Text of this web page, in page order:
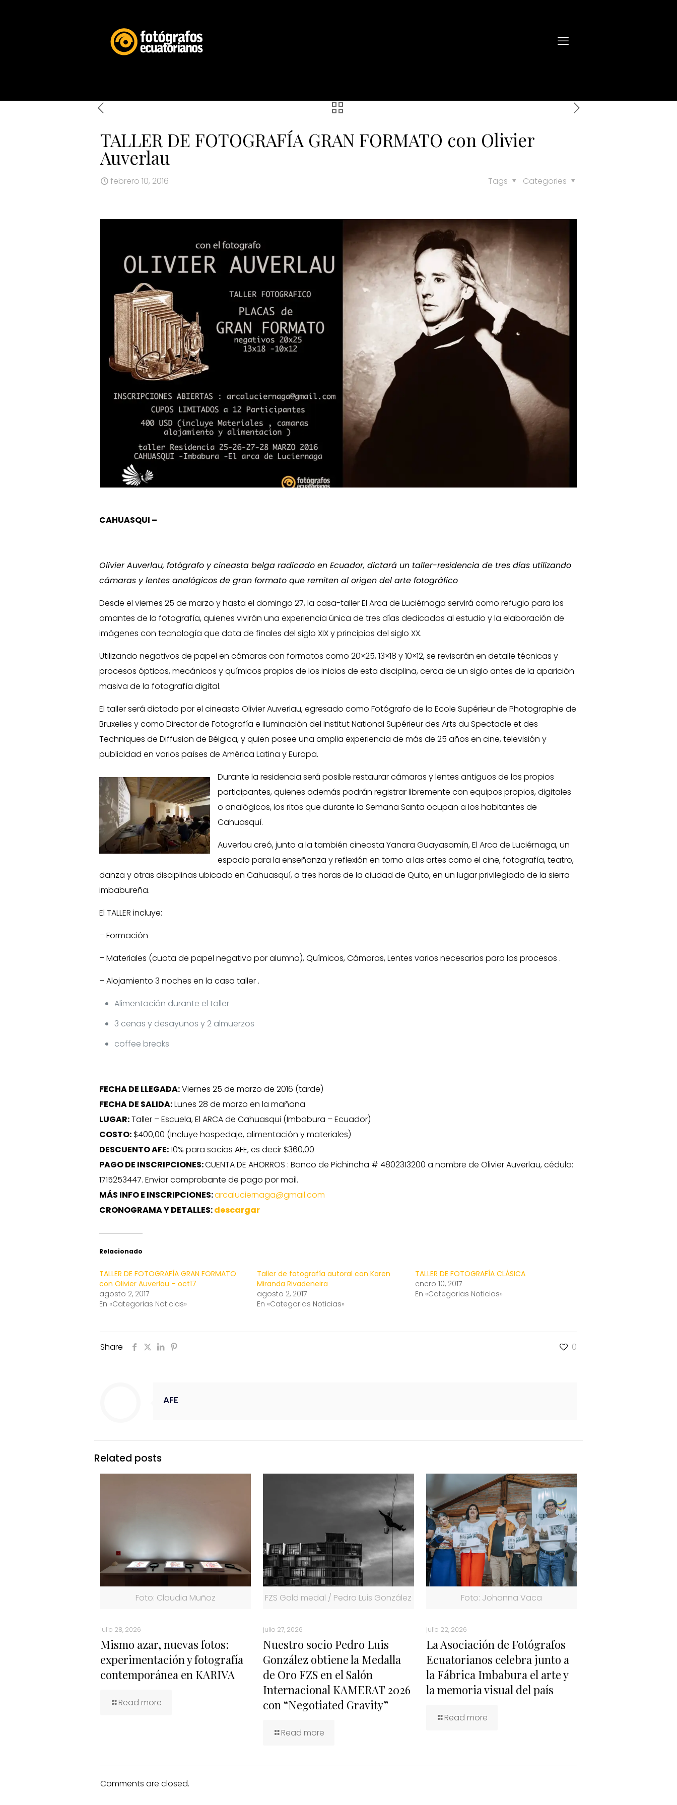
TALLER DE FOTOGRAFÍA GRAN FORMATO con Olivier
Auverlau
febrero 10, 2016 Categories
Tags
CAHUASQUI –
Olivier Auverlau, fotógrafo y cineasta belga radicado en Ecuador, dictará un taller-residencia de tres días utilizando
cámaras y lentes analógicos de gran formato que remiten al origen del arte fotográfico
Desde el viernes 25 de marzo y hasta el domingo 27, la casa-taller El Arca de Luciérnaga servirá como refugio para los
amantes de la fotografía, quienes vivirán una experiencia única de tres días dedicados al estudio y la elaboración de
imágenes con tecnología que data de finales del siglo XIX y principios del siglo XX.
Utilizando negativos de papel en cámaras con formatos como 20×25, 13×18 y 10×12, se revisarán en detalle técnicas y
procesos ópticos, mecánicos y químicos propios de los inicios de esta disciplina, cerca de un siglo antes de la aparición
masiva de la fotografía digital.
El taller será dictado por el cineasta Olivier Auverlau, egresado como Fotógrafo de la Ecole Supérieur de Photographie de
Bruxelles y como Director de Fotografía e Iluminación del Institut National Supérieur des Arts du Spectacle et des
Techniques de Diffusion de Bélgica, y quien posee una amplia experiencia de más de 25 años en cine, televisión y
publicidad en varios países de América Latina y Europa.
Durante la residencia será posible restaurar cámaras y lentes antiguos de los propios
participantes, quienes además podrán registrar libremente con equipos propios, digitales
o analógicos, los ritos que durante la Semana Santa ocupan a los habitantes de
Cahuasquí.
Auverlau creó, junto a la también cineasta Yanara Guayasamín, El Arca de Luciérnaga, un
espacio para la enseñanza y reflexión en torno a las artes como el cine, fotografía, teatro,
danza y otras disciplinas ubicado en Cahuasquí, a tres horas de la ciudad de Quito, en un lugar privilegiado de la sierra
imbabureña.
El TALLER incluye:
– Formación
– Materiales (cuota de papel negativo por alumno), Químicos, Cámaras, Lentes varios necesarios para los procesos .
– Alojamiento 3 noches en la casa taller .
Alimentación durante el taller
3 cenas y desayunos y 2 almuerzos
coffee breaks
FECHA DE LLEGADA:Viernes 25 de marzo de 2016 (tarde)
FECHA DE SALIDA:Lunes 28 de marzo en la mañana
LUGAR:Taller – Escuela, El ARCA de Cahuasqui (Imbabura – Ecuador)
COSTO:$400,00 (Incluye hospedaje, alimentación y materiales)
DESCUENTO AFE:10% para socios AFE, es decir $360,00
PAGO DE INSCRIPCIONES:CUENTA DE AHORROS : Banco de Pichincha # 4802313200 a nombre de Olivier Auverlau, cédula:
1715253447. Enviar comprobante de pago por mail.
MÁS INFO E INSCRIPCIONES:arcaluciernaga@gmail.com
CRONOGRAMA Y DETALLES:descargar
Relacionado
TALLER DE FOTOGRAFÍA GRAN FORMATO
con Olivier Auverlau – oct17
agosto 2, 2017
En «Categorias Noticias»
Taller de fotografía autoral con Karen
Miranda Rivadeneira
agosto 2, 2017
En «Categorias Noticias»
TALLER DE FOTOGRAFÍA CLÁSICA
enero 10, 2017
En «Categorias Noticias»
Share 0
AFE
Related posts
Foto: Claudia Muñoz
julio 28, 2026
Mismo azar, nuevas fotos:
experimentación y fotografía
contemporánea en KARIVA
Read more
FZS Gold medal / Pedro Luis González
julio 27, 2026
Nuestro socio Pedro Luis
González obtiene la Medalla
de Oro FZS en el Salón
Internacional KAMERAT 2026
con “Negotiated Gravity”
Read more
Foto: Johanna Vaca
julio 22, 2026
La Asociación de Fotógrafos
Ecuatorianos celebra junto a
la Fábrica Imbabura el arte y
la memoria visual del país
Read more
Comments are closed.